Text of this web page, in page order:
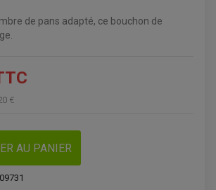
VOIR LE PANIER
de pans adapté, ce bouchon de
€
AU PANIER